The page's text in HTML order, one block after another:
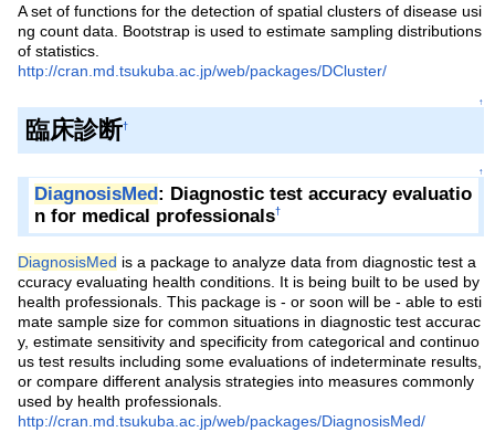
A set of functions for the detection of spatial clusters of disease usi
ng count data. Bootstrap is used to estimate sampling distributions
of statistics.
http://cran.md.tsukuba.ac.jp/web/packages/DCluster/
↑
臨床診断†
↑
DiagnosisMed: Diagnostic test accuracy evaluatio
n for medical professionals†
DiagnosisMed is a package to analyze data from diagnostic test a
ccuracy evaluating health conditions. It is being built to be used by
health professionals. This package is - or soon will be - able to esti
mate sample size for common situations in diagnostic test accurac
y, estimate sensitivity and specificity from categorical and continuo
us test results including some evaluations of indeterminate results,
or compare different analysis strategies into measures commonly
used by health professionals.
http://cran.md.tsukuba.ac.jp/web/packages/DiagnosisMed/